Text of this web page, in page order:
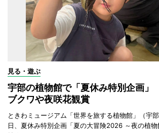
見る・遊ぶ
宇部の植物館で「夏休み特別企画
ブクワや夜咲花観賞
ときわミュージアム「世界を旅する植物館」（宇
日、夏休み特別企画「夏の大冒険2026 ～夜の植